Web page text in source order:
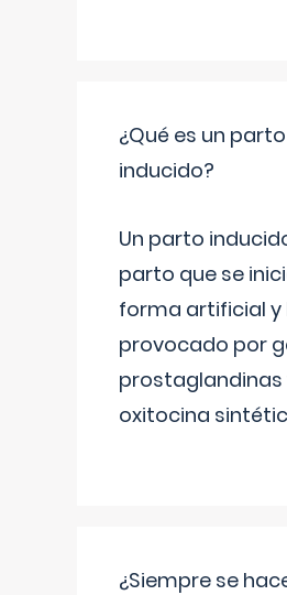
¿Qué es un parto
inducido?
Un parto
parto que se
forma artificial y
provocado por
prostaglandinas
oxitocina
¿Siempre se